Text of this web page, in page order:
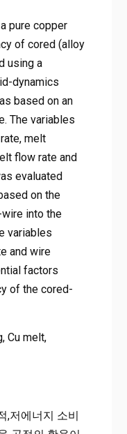
pure copper
of cored (alloy
using a
dynamics
based on an
The variables
melt
flow rate and
evaluated
on the
into the
variables
and wire
factors
of the cored-
Cu melt,
,저에너지 소비